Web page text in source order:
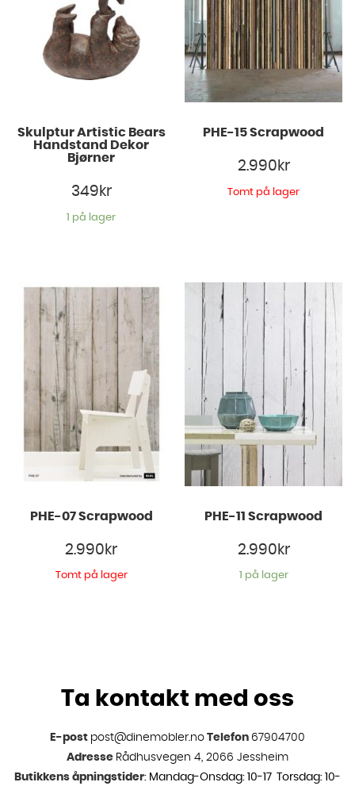
Skulptur Artistic Bears
Handstand Dekor
Bjørner
349 kr
1 på lager
PHE-15 Scrapwood
2.990 kr
Tomt på lager
PHE-07 Scrapwood
2.990 kr
Tomt på lager
PHE-11 Scrapwood
2.990 kr
1 på lager
Ta kontakt med oss
E-post post@dinemobler.no Telefon 67904700
Adresse Rådhusvegen 4, 2066 Jessheim
Butikkens åpningstider: Mandag-Onsdag: 10-17 Torsdag: 10-